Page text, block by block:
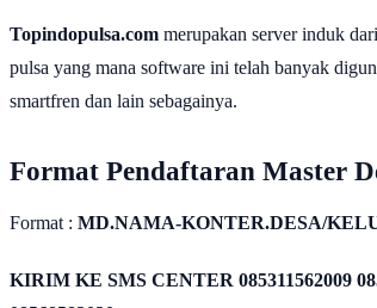
Topindopulsa.com merupakan server induk
pulsa yang mana software ini telah banyak
smartfren dan lain sebagainya.
Format Pendaftaran Master
Format : MD.NAMA-KONTER.DESA/
KIRIM KE SMS CENTER 085311562009